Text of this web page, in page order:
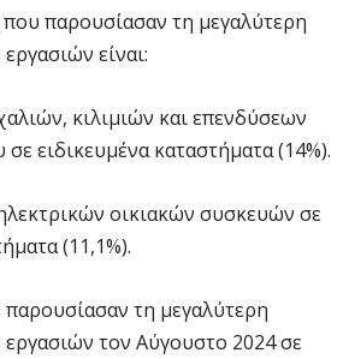
παρουσίασαν τη μεγαλύτερη
είναι:
κιλιμιών και επενδύσεων
ειδικευμένα καταστήματα (14%).
οικιακών συσκευών σε
(11,1%).
παρουσίασαν τη μεγαλύτερη
τον Αύγουστο 2024 σε